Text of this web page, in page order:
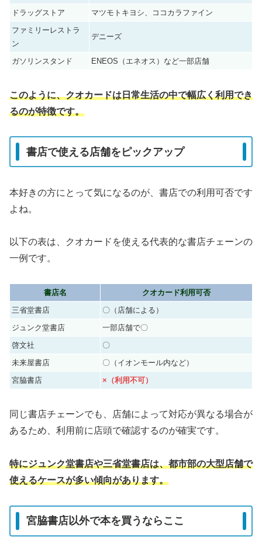
ドラッグストア
マツモトキヨシ、ココカラファイン
ファミリーレストラ
ン
デニーズ
ガソリンスタンド ENEOS（エネオス）など一部店舗
このように、クオカードは日常生活の中で幅広く利用でき
るのが特徴です。
書店で使える店舗をピックアップ
本好きの方にとって気になるのが、書店での利用可否です
よね。
以下の表は、クオカードを使える代表的な書店チェーンの
一例です。
書店名
クオカード利用可否
三省堂書店
〇（店舗による）
ジュンク堂書店
一部店舗で〇
啓文社
〇
未来屋書店
〇（イオンモール内など）
宮脇書店
×（利用不可）
同じ書店チェーンでも、店舗によって対応が異なる場合が
あるため、利用前に店頭で確認するのが確実です。
特にジュンク堂書店や三省堂書店は、都市部の大型店舗で
使えるケースが多い傾向があります。
宮脇書店以外で本を買うならここ